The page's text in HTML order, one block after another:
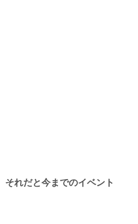
れだと今までのイベント